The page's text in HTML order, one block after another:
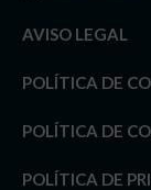
AVISO LEGAL
POLÍTICA DE
POLÍTICA DE
POLÍTICA DE